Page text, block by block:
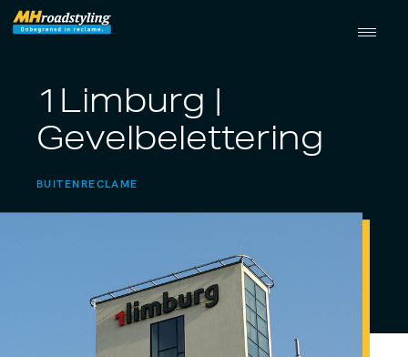
1Limburg |
Gevelbelettering
BUITENRECLAME